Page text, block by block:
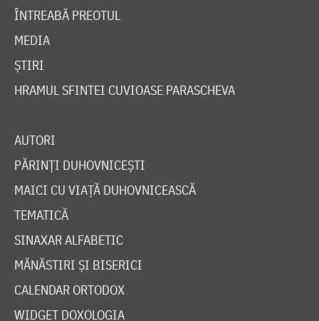
ÎNTREABĂ PREOTUL
MEDIA
ȘTIRI
HRAMUL SFINTEI CUVIOASE PARASCHEVA
AUTORI
PĂRINȚI DUHOVNICEȘTI
MAICI CU VIAȚĂ DUHOVNICEASCĂ
TEMATICĂ
SINAXAR ALFABETIC
MĂNĂSTIRI ȘI BISERICI
CALENDAR ORTODOX
WIDGET DOXOLOGIA